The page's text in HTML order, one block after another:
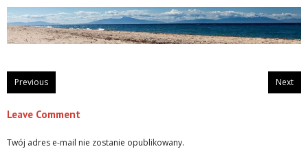
Previous Next
Leave Comment
Twój adres e-mail nie zostanie opublikowany.